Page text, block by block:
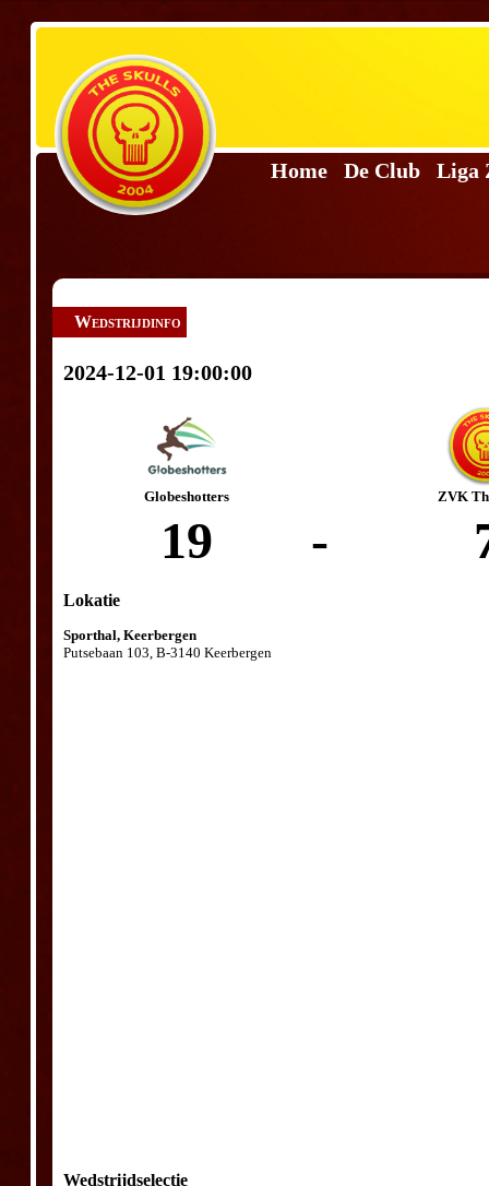
Home De Club Liga
Wedstrijdinfo
2024-12-01 19:00:00
Globeshotters ZVK
19 -
Lokatie
Sporthal, Keerbergen
Putsebaan 103, B-3140 Keerbergen
Wedstrijdselectie